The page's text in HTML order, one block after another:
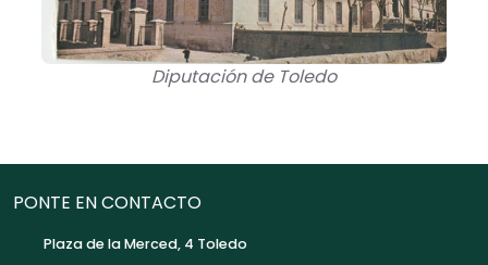
Diputación de Toledo
PONTE EN CONTACTO
Plaza de la Merced, 4 Toledo